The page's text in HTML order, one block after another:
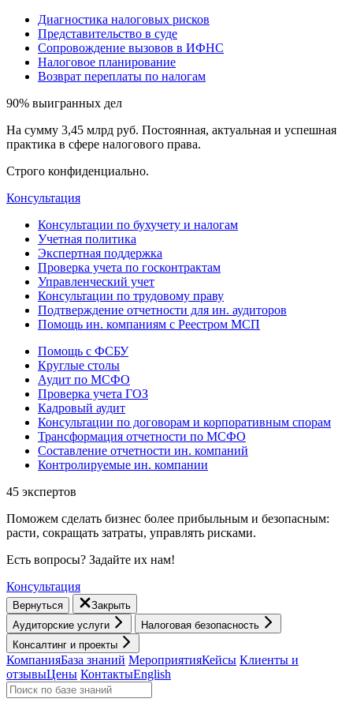
Диагностика налоговых рисков
Представительство в суде
Сопровождение вызовов в ИФНС
Налоговое планирование
Возврат переплаты по налогам
90% выигранных дел
На сумму 3,45 млрд руб. Постоянная, актуальная и успешная
практика в сфере налогового права.
Строго конфиденциально.
Консультация
Консультации по бухучету и налогам
Учетная политика
Экспертная поддержка
Проверка учета по госконтрактам
Управленческий учет
Консультации по трудовому праву
Подтверждение отчетности для ин. аудиторов
Помощь ин. компаниям с Реестром МСП
Помощь с ФСБУ
Круглые столы
Аудит по МСФО
Проверка учета ГОЗ
Кадровый аудит
Консультации по договорам и корпоративным спорам
Трансформация отчетности по МСФО
Составление отчетности ин. компаний
Контролируемые ин. компании
45 экспертов
Поможем сделать бизнес более прибыльным и безопасным:
расти, cокращать затраты, управлять рисками.
Есть вопросы? Задайте их нам!
Консультация
Вернуться
Закрыть
Аудиторские услуги
Налоговая безопасность
Консалтинг и проекты
КомпанияБаза знаний МероприятияКейсы Клиенты и
отзывыЦены КонтактыEnglish